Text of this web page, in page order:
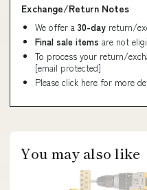
Exchange/Return Notes
We offer a 30-day return/
Final sale items are not
To process your return/
[email protected]
Please click here for more
You may also like